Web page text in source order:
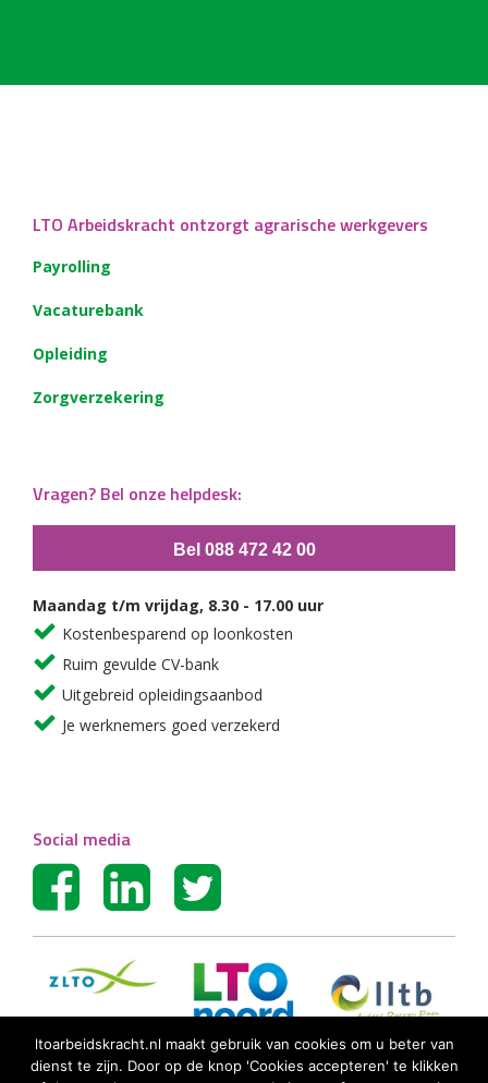
LTO Arbeidskracht ontzorgt agrarische werkgevers
Payrolling
Vacaturebank
Opleiding
Zorgverzekering
Vragen? Bel onze helpdesk:
Bel 088 472 42 00
Maandag t/m vrijdag, 8.30 - 17.00 uur
Kostenbesparend op loonkosten
Ruim gevulde CV-bank
Uitgebreid opleidingsaanbod
Je werknemers goed verzekerd
Social media
ltoarbeidskracht.nl maakt gebruik van cookies om u beter van
dienst te zijn. Door op de knop 'Cookies accepteren' te klikken